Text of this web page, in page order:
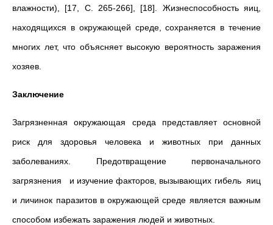
влажности), [17, С. 265-266], [18]. Жизнеспособность яиц,
находящихся в окружающей среде, сохраняется в течение
многих лет, что объясняет высокую вероятность заражения
хозяев.
Заключение
Загрязненная окружающая среда представляет основной
риск для здоровья человека и животных при данных
заболеваниях. Предотвращение первоначального
загрязнения и изучение факторов, вызывающих гибель яиц
и личинок паразитов в окружающей среде является важным
способом избежать заражения людей и животных.